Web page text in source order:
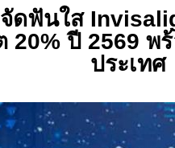
ดฟันใส
20% ปี 2569 พ
ประเทศ